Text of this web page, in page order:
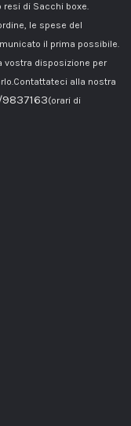
di Sacchi boxe.
le spese del
il prima possibile.
vostra disposizione per
alla nostra
(orari di